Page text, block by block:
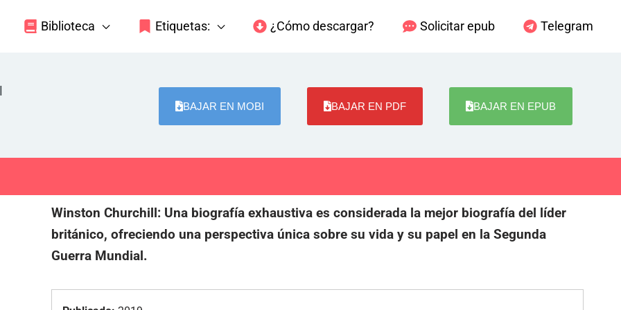
Biblioteca Etiquetas: ¿Cómo descargar? Solicitar epub Telegram
BAJAR EN MOBI BAJAR EN PDF BAJAR EN EPUB
Winston Churchill: Una biografía exhaustiva es considerada la mejor biografía del líder
británico, ofreciendo una perspectiva única sobre su vida y su papel en la Segunda
Guerra Mundial.